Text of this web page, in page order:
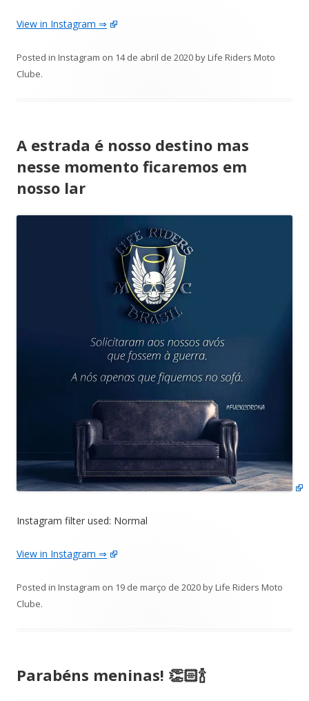
View in Instagram ⇒
Posted in Instagram on 14 de abril de 2020byLife Riders Moto
Clube.
A estrada é nosso destino mas
nesse momento ficaremos em
nosso lar
Instagram filter used: Normal
View in Instagram ⇒
Posted in Instagram on 19 de março de 2020byLife Riders Moto
Clube.
Parabéns meninas! 👏🏻🍾